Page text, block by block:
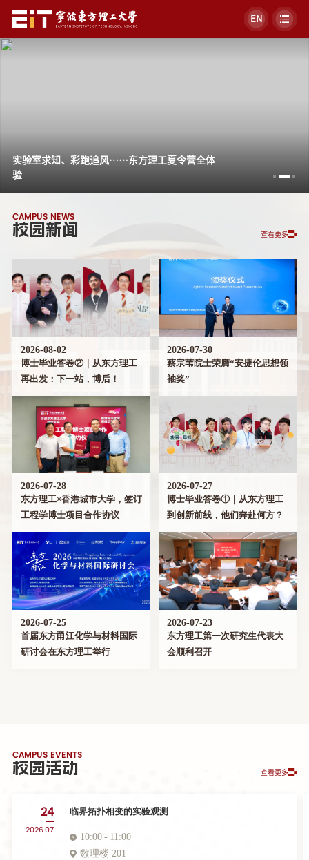
EN
实验室求知、彩跑追风……东方理工夏令营全体
验
CAMPUS NEWS
校园新闻 查看更多
2026-08-02
博士毕业答卷②｜从东方理工
再出发：下一站，博后！
2026-07-30
蔡宗苇院士荣膺“安捷伦思想领
袖奖”
2026-07-28
东方理工×香港城市大学，签订
工程学博士项目合作协议
2026-07-27
博士毕业答卷①｜从东方理工
到创新前线，他们奔赴何方？
2026-07-25
首届东方甬江化学与材料国际
研讨会在东方理工举行
2026-07-23
东方理工第一次研究生代表大
会顺利召开
CAMPUS EVENTS
校园活动 查看更多
24
2026.07
临界拓扑相变的实验观测
10:00
11:00
数理楼 201